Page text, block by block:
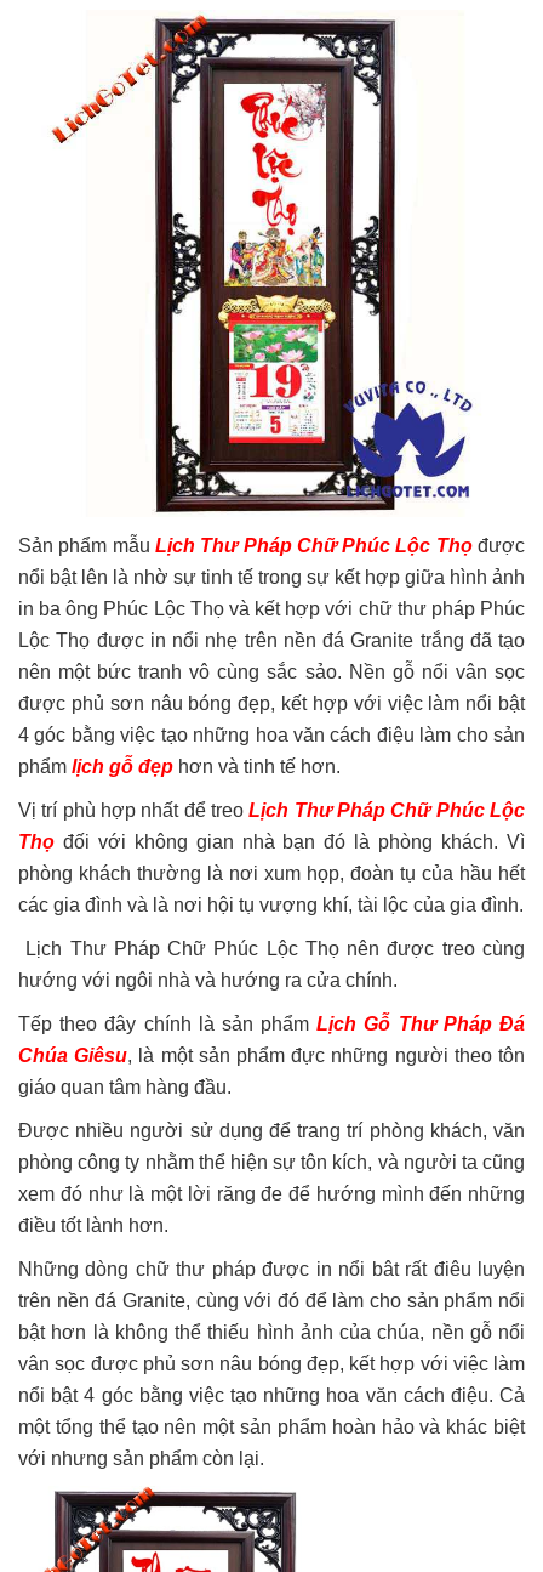
Sản phẩm mẫu Lịch Thư Pháp Chữ Phúc Lộc Thọđược
nổi bật lên là nhờ sự tinh tế trong sự kết hợp giữa hình ảnh
in ba ông Phúc Lộc Thọ và kết hợp với chữ thư pháp Phúc
Lộc Thọ được in nổi nhẹ trên nền đá Granite trắng đã tạo
nên một bức tranh vô cùng sắc sảo. Nền gỗ nổi vân sọc
được phủ sơn nâu bóng đẹp, kết hợp với việc làm nổi bật
4 góc bằng việc tạo những hoa văn cách điệu làm cho sản
phẩm lịch gỗ đẹp hơn và tinh tế hơn.
Vị trí phù hợp nhất để treoLịch Thư Pháp Chữ Phúc Lộc
Thọ đối với không gian nhà bạn đó là phòng khách. Vì
phòng khách thường là nơi xum họp, đoàn tụ của hầu hết
các gia đình và là nơi hội tụ vượng khí, tài lộc của gia đình.
Lịch Thư Pháp Chữ Phúc Lộc Thọ nên được treo cùng
hướng với ngôi nhà và hướng ra cửa chính.
Tếp theo đây chính là sản phẩmLịch Gỗ Thư Pháp Đá
Chúa Giêsu, là một sản phẩm đực những người theo tôn
giáo quan tâm hàng đầu.
Được nhiều người sử dụng để trang trí phòng khách, văn
phòng công ty nhằm thể hiện sự tôn kích, và người ta cũng
xem đó như là một lời răng đe để hướng mình đến những
điều tốt lành hơn.
Những dòng chữ thư pháp được in nổi bât rất điêu luyện
trên nền đá Granite, cùng với đó để làm cho sản phẩm nổi
bật hơn là không thể thiếu hình ảnh của chúa, nền gỗ nổi
vân sọc được phủ sơn nâu bóng đẹp, kết hợp với việc làm
nổi bật 4 góc bằng việc tạo những hoa văn cách điệu. Cả
một tổng thể tạo nên một sản phẩm hoàn hảo và khác biệt
với nhưng sản phẩm còn lại.